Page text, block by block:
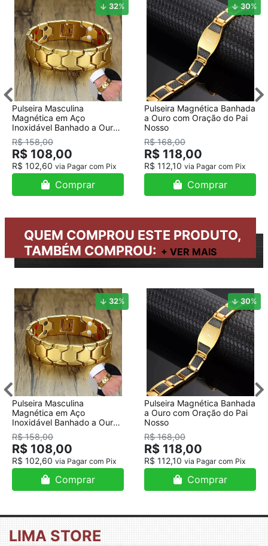
32%
Pulseira Masculina
Magnética em Aço
Inoxidável Banhado a Ouro
18K
R$ 158,00
R$ 108,00
R$ 102,60 via Pagar com Pix
Comprar
30%
Pulseira Magnética Banhada
a Ouro com Oração do Pai
Nosso
R$ 168,00
R$ 118,00
R$ 112,10 via Pagar com Pix
Comprar
QUEM COMPROU ESTE PRODUTO,
TAMBÉM COMPROU:
32%
Pulseira Masculina
Magnética em Aço
Inoxidável Banhado a Ouro
18K
R$ 158,00
R$ 108,00
R$ 102,60 via Pagar com Pix
Comprar
30%
Pulseira Magnética Banhada
a Ouro com Oração do Pai
Nosso
R$ 168,00
R$ 118,00
R$ 112,10 via Pagar com Pix
Comprar
LIMA STORE